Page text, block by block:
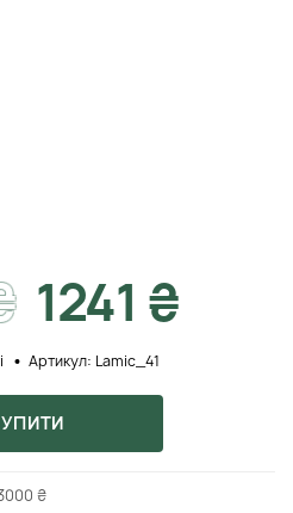
1241 ₴
Артикул: Lamic_41
₴